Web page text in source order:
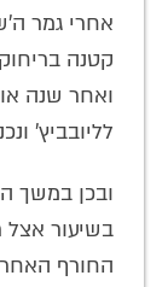
אחרי גמר
קטנה
ואחר שנה
לליובביץ'
ובכן במשך
בשיעור אצל
החורף